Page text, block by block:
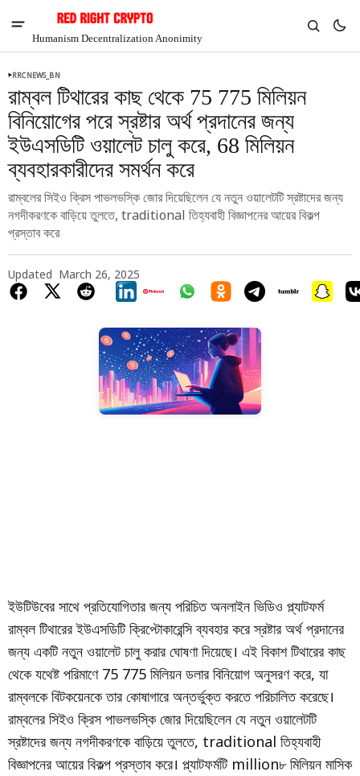
Humanism Decentralization Anonimity
Chia
$1.29
-8.31%
RRCNEWS_BN
রাম্বল টিথারের কাছ থেকে 75 775 মিলিয়ন
বিনিয়োগের পরে স্রষ্টার অর্থ প্রদানের জন্য
ইউএসডিটি ওয়ালেট চালু করে, 68 মিলিয়ন
ব্যবহারকারীদের সমর্থন করে
রাম্বলের সিইও ক্রিস পাভলভস্কি জোর দিয়েছিলেন যে নতুন ওয়ালেটটি স্রষ্টাদের জন্য
নগদীকরণকে বাড়িয়ে তুলতে, traditional তিহ্যবাহী বিজ্ঞাপনের আয়ের বিকল্প
প্রস্তাব করে
Updated March 26, 2025
ইউটিউবের সাথে প্রতিযোগিতার জন্য পরিচিত অনলাইন ভিডিও প্ল্যাটফর্ম
রাম্বল টিথারের ইউএসডিটি ক্রিপ্টোকারেন্সি ব্যবহার করে স্রষ্টার অর্থ প্রদানের
জন্য একটি নতুন ওয়ালেট চালু করার ঘোষণা দিয়েছে। এই বিকাশ টিথারের কাছ
থেকে যথেষ্ট পরিমাণে 75 775 মিলিয়ন ডলার বিনিয়োগ অনুসরণ করে, যা
রাম্বলকে বিটকয়েনকে তার কোষাগারে অন্তর্ভুক্ত করতে পরিচালিত করেছে।
রাম্বলের সিইও ক্রিস পাভলভস্কি জোর দিয়েছিলেন যে নতুন ওয়ালেটটি
স্রষ্টাদের জন্য নগদীকরণকে বাড়িয়ে তুলতে, traditional তিহ্যবাহী
বিজ্ঞাপনের আয়ের বিকল্প প্রস্তাব করে। প্ল্যাটফর্মটি million৮ মিলিয়ন মাসিক